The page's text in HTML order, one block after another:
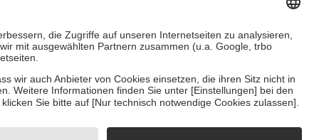
Zuzahlungen an bei: